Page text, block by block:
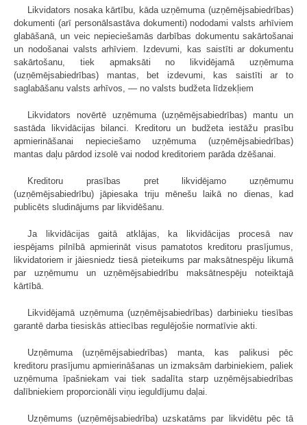
Likvidators nosaka kārtību, kāda uzņēmuma (uzņēmējsabiedrības)
dokumenti (arī personālsastāva dokumenti) nododami valsts arhīviem
glabāšanā, un veic nepieciešamās darbības dokumentu sakārtošanai
un nodošanai valsts arhīviem. Izdevumi, kas saistīti ar dokumentu
sakārtošanu, tiek apmaksāti no likvidējamā uzņēmuma
(uzņēmējsabiedrības) mantas, bet izdevumi, kas saistīti ar to
saglabāšanu valsts arhīvos, — no valsts budžeta līdzekļiem
Likvidators novērtē uzņēmuma (uzņēmējsabiedrības) mantu un
sastāda likvidācijas bilanci. Kreditoru un budžeta iestāžu prasību
apmierināšanai nepieciešamo uzņēmuma (uzņēmējsabiedrības)
mantas daļu pārdod izsolē vai nodod kreditoriem parāda dzēšanai.
Kreditoru prasības pret likvidējamo uzņēmumu
(uzņēmējsabiedrību) jāpiesaka triju mēnešu laikā no dienas, kad
publicēts sludinājums par likvidēšanu.
Ja likvidācijas gaitā atklājas, ka likvidācijas procesā nav
iespējams pilnībā apmierināt visus pamatotos kreditoru prasījumus,
likvidatoriem ir jāiesniedz tiesā pieteikums par maksātnespēju likumā
par uzņēmumu un uzņēmējsabiedrību maksātnespēju noteiktajā
kārtībā.
Likvidējamā uzņēmuma (uzņēmējsabiedrības) darbinieku tiesības
garantē darba tiesiskās attiecības regulējošie normatīvie akti.
Uzņēmuma (uzņēmējsabiedrības) manta, kas palikusi pēc
kreditoru prasījumu apmierināšanas un izmaksām darbiniekiem, paliek
uzņēmuma īpašniekam vai tiek sadalīta starp uzņēmējsabiedrības
dalībniekiem proporcionāli viņu ieguldījumu daļai.
Uzņēmums (uzņēmējsabiedrība) uzskatāms par likvidētu pēc tā